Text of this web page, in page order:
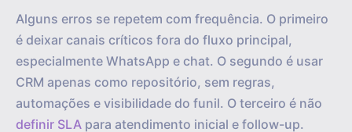
Alguns erros se repetem com frequência. O primeiro
é deixar canais críticos fora do fluxo principal,
especialmente WhatsApp e chat. O segundo é usar
CRM apenas como repositório, sem regras,
automações e visibilidade do funil. O terceiro é não
definir SLA para atendimento inicial e follow-up.